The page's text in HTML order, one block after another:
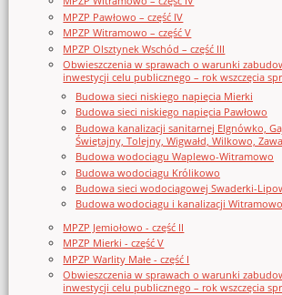
MPZP Pawłowo – część IV
MPZP Witramowo – część V
MPZP Olsztynek Wschód – część III
Obwieszczenia w sprawach o warunki
inwestycji celu publicznego – rok wszczęcia
Budowa sieci niskiego napięcia Mierki
Budowa sieci niskiego napięcia Pawłowo
Budowa kanalizacji sanitarnej Elgnówko,
Świętajny, Tolejny, Wigwałd, Wilkowo,
Budowa wodociągu Waplewo-Witramowo
Budowa wodociągu Królikowo
Budowa sieci wodociągowej Swaderki-
Budowa wodociągu i kanalizacji Witramowo
MPZP Jemiołowo - część II
MPZP Mierki - część V
MPZP Warlity Małe - część I
Obwieszczenia w sprawach o warunki
inwestycji celu publicznego – rok wszczęcia